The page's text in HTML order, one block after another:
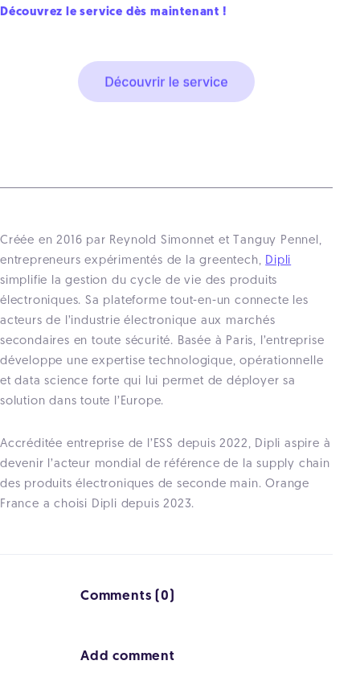
Découvrez le service dès maintenant !
Créée en 2016 par Reynold Simonnet et Tanguy Pennel,
entrepreneurs expérimentés de la greentech, Dipli
simplifie la gestion du cycle de vie des produits
électroniques. Sa plateforme tout-en-un connecte les
acteurs de l’industrie électronique aux marchés
secondaires en toute sécurité. Basée à Paris, l’entreprise
développe une expertise technologique, opérationnelle
et data science forte qui lui permet de déployer sa
solution dans toute l’Europe.
Accréditée entreprise de l’ESS depuis 2022, Dipli aspire à
devenir l’acteur mondial de référence de la supply chain
des produits électroniques de seconde main. Orange
France a choisi Dipli depuis 2023.
Comments (0)
Add comment